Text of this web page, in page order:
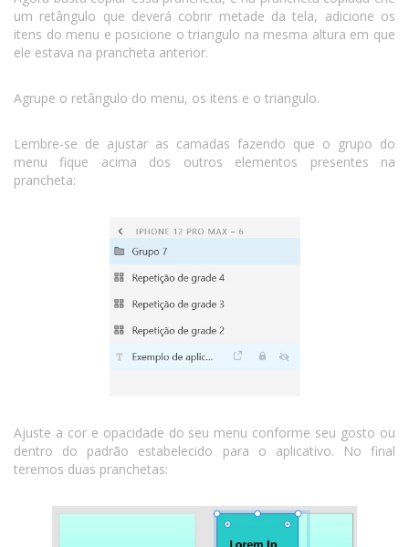
um retângulo que deverá cobrir metade da tela, adicione os
itens do menu e posicione o triangulo na mesma altura em que
ele estava na prancheta anterior.
Agrupe o retângulo do menu, os itens e o triangulo.
Lembre-se de ajustar as camadas fazendo que o grupo do
menu fique acima dos outros elementos presentes na
prancheta:
Ajuste a cor e opacidade do seu menu conforme seu gosto ou
dentro do padrão estabelecido para o aplicativo. No final
teremos duas pranchetas: